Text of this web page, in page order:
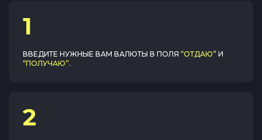
1
ВВЕДИТЕ НУЖНЫЕ ВАМ ВАЛЮТЫ В ПОЛЯ “ОТДАЮ” И
“ПОЛУЧАЮ”.
2